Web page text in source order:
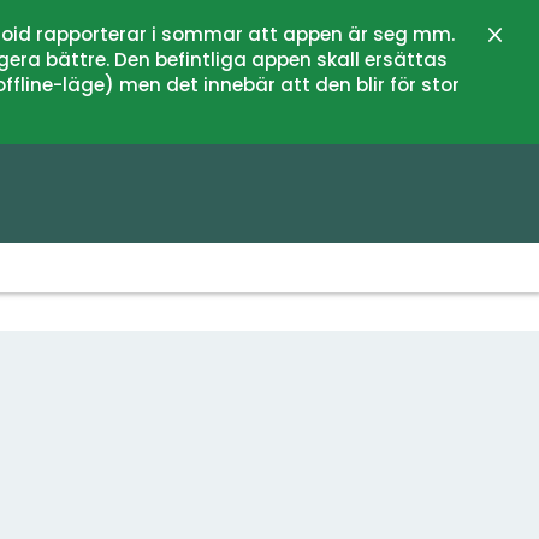
rapporterar i sommar att appen är seg mm.
bättre. Den befintliga appen skall ersättas
läge) men det innebär att den blir för stor